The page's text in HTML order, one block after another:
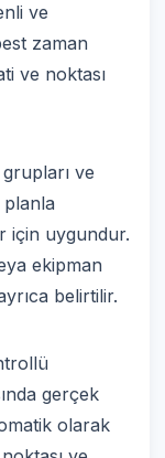
ve
zaman
ve noktası
ve
için uygundur.
ekipman
belirtilir.
gerçek
olarak